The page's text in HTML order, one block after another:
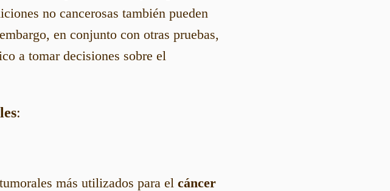
no cancerosas también pueden
en conjunto con otras pruebas,
a tomar decisiones sobre el
:
más utilizados para el cáncer